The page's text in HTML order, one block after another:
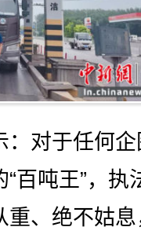
对于任何企
百吨王”，执
重、绝不姑